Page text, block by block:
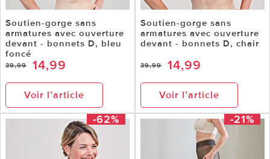
Soutien-gorge sans
armatures avec ouverture
devant - bonnets D, bleu
foncé
39,99 14,99
Voir l’article
Soutien-gorge sans
armatures avec ouverture
devant - bonnets D, chair
39,99 14,99
Voir l’article
-62% -21%